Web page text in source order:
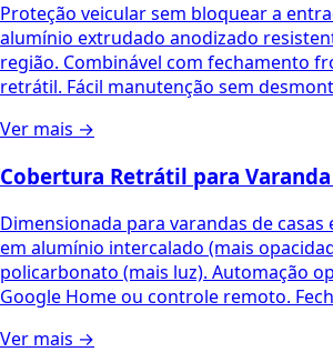
Proteção veicular sem bloquear a
alumínio extrudado anodizado
região. Combinável com fechamento
retrátil. Fácil manutenção sem
Ver mais →
Cobertura Retrátil para Varanda
Dimensionada para varandas de casas
em alumínio intercalado (mais
policarbonato (mais luz). Automação
Google Home ou controle remoto.
Ver mais →